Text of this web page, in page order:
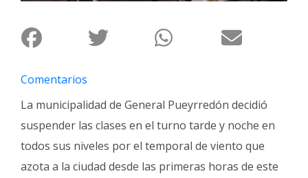
Fotos
Fúnebres
Comentarios
La municipalidad de General Pueyrredón decidió
suspender las clases en el turno tarde y noche en
todos sus niveles por el temporal de viento que
azota a la ciudad desde las primeras horas de este